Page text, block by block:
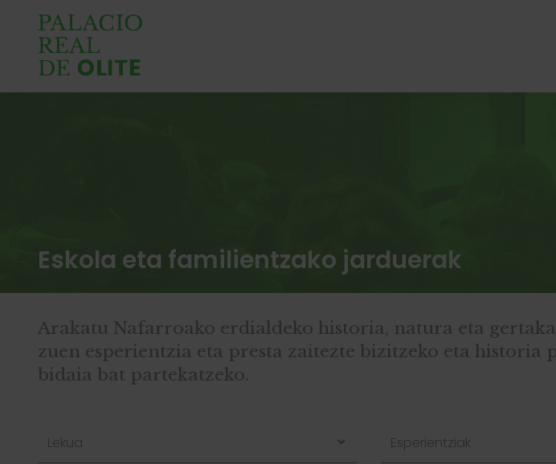
Eskola eta familientzako jarduerak
Arakatu Nafarroako erdialdeko historia, natura eta
zuen esperientzia eta presta zaitezte bizitzeko eta historia
bidaia bat partekatzeko.
Lekua Esperientziak